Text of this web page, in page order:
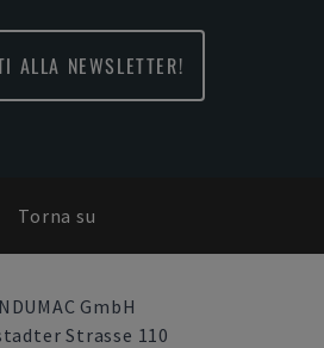
ALLA NEWSLETTER!
Torna su
GmbH
Strasse 110